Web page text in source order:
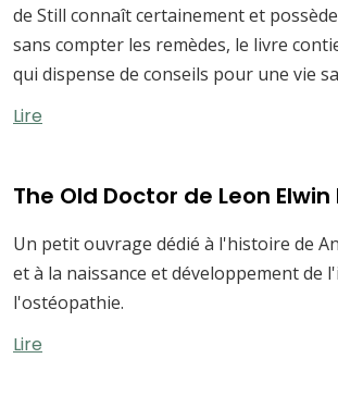
de Still connaît certainement et
sans compter les remèdes, le livre
qui dispense de conseils pour une vie
Lire
The Old Doctor de Leon Elwin
Un petit ouvrage dédié à l'histoire de
et à la naissance et développement de
l'ostéopathie.
Lire